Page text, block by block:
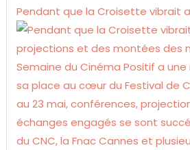
Pendant que la Croisette vibrait